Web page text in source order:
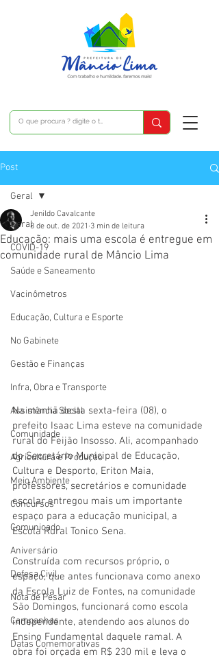
Post
Geral
COVID-19
Saúde e Saneamento
Vacinômetros
Educação, Cultura e Esporte
No Gabinete
Gestão e Finanças
Infra, Obra e Transporte
Assistência Social
Comunidade
Agricultura e Produção
Meio Ambiente
Concursos
Comunicado
Aniversário
Defesa Civil
Nota de Pesar
Campanhas
Datas Comemorativas
Geral
Educação: mais uma escola é entregue em
comunidade rural de Mâncio Lima
Jenildo Cavalcante
8 de out. de 2021 3 min de leitura
Na manhã desta sexta-feira (08), o
prefeito Isaac Lima esteve na comunidade
rural do Feijão Insosso. Ali, acompanhado
do Secretário Municipal de Educação,
Cultura e Desporto, Eriton Maia,
professores, secretários e comunidade
escolar entregou mais um importante
espaço para a educação municipal, a
Escola Rural Tonico Sena.
Construída com recursos próprio, o
espaço, que antes funcionava como anexo
da Escola Luiz de Fontes, na comunidade
São Domingos, funcionará como escola
independente, atendendo aos alunos do
Ensino Fundamental daquele ramal. A
obra foi orçada em R$ 230 mil e leva o